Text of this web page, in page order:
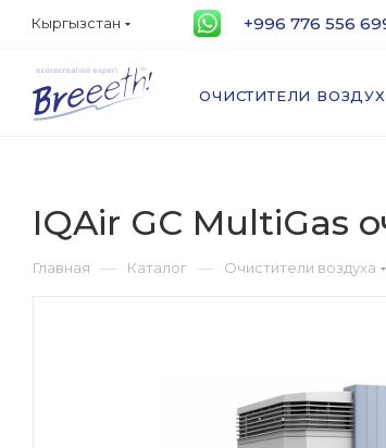
Кыргызстан +996 776 556
ОЧИСТИТЕЛИ
IQAir GC MultiGas
Главная — Каталог — Очистители воздуха